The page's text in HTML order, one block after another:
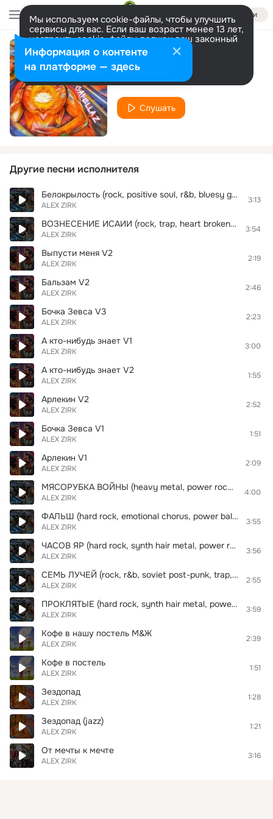
Войти
Мы используем cookie-файлы, чтобы улучшить
сервисы для вас. Если ваш возраст менее 13 лет,
настроить cookie-файлы должен ваш законный
представитель. Больше информации
Разрешить все Настроить
Я читаю тебя (pop)
ALEX ZIRK
Слушать
Другие песни исполнителя
Белокрылость (rock, positive soul, r&b, bluesy guitar, 90s slow jams rnb, soviet post-punk, trap, heart broken)
ALEX ZIRK
3:13
ВОЗНЕСЕНИЕ ИСАИИ (rock, trap, heart broken, bluesy guitar, positive soul, 90s slow jams rnb, r&b, soviet post-punk)
ALEX ZIRK
3:54
Выпусти меня V2
ALEX ZIRK
2:19
Бальзам V2
ALEX ZIRK
2:46
Бочка Зевса V3
ALEX ZIRK
2:23
А кто-нибудь знает V1
ALEX ZIRK
3:00
А кто-нибудь знает V2
ALEX ZIRK
1:55
Арлекин V2
ALEX ZIRK
2:52
Бочка Зевса V1
ALEX ZIRK
1:51
Арлекин V1
ALEX ZIRK
2:09
МЯСОРУБКА ВОЙНЫ (heavy metal, power rock, arena rock, emotional chorus, power ballad, dark mood, hard rock, synth hair metal)
ALEX ZIRK
4:00
ФАЛЬШ (hard rock, emotional chorus, power ballad, synth hair metal, power rock, dj scratching, arena rock, synthesizer)
ALEX ZIRK
3:55
ЧАСОВ ЯР (hard rock, synth hair metal, power rock, arena rock, emotional chorus, power ballad, synthesizer, dj scratching)
ALEX ZIRK
3:56
СЕМЬ ЛУЧЕЙ (rock, r&b, soviet post-punk, trap, positive soul, heart broken, bluesy guitar, 90s slow jams rnb)
ALEX ZIRK
2:55
ПРОКЛЯТЫЕ (hard rock, synth hair metal, power rock, arena rock, emotional chorus, power ballad, synthesizer, dj scratching)
ALEX ZIRK
3:59
Кофе в нашу постель М&Ж
ALEX ZIRK
2:39
Кофе в постель
ALEX ZIRK
1:51
Зездопад
ALEX ZIRK
1:28
Зездопад (jazz)
ALEX ZIRK
1:21
От мечты к мечте
ALEX ZIRK
3:16
Информация о контенте
на платформе — здесь